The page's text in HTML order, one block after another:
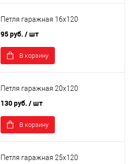
Петля гаражная 16х120
95 руб. / шт
В корзину
Петля гаражная 20х120
130 руб. / шт
В корзину
Петля гаражная 25х120